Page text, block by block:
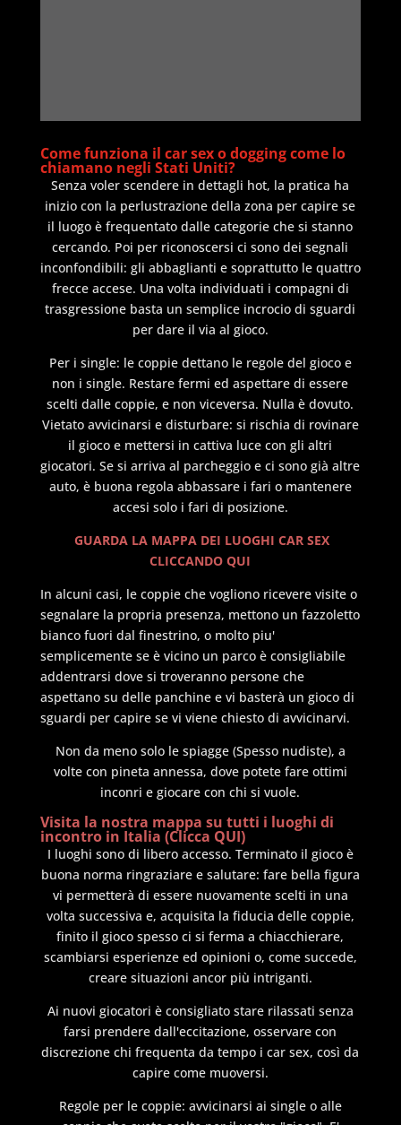
Come funziona il car sex o dogging come lo
chiamano negli Stati Uniti?
Senza voler scendere in dettagli hot, la pratica ha
inizio con la perlustrazione della zona per capire se
il luogo è frequentato dalle categorie che si stanno
cercando. Poi per riconoscersi ci sono dei segnali
inconfondibili: gli abbaglianti e soprattutto le quattro
frecce accese. Una volta individuati i compagni di
trasgressione basta un semplice incrocio di sguardi
per dare il via al gioco.
Per i single: le coppie dettano le regole del gioco e
non i single. Restare fermi ed aspettare di essere
scelti dalle coppie, e non viceversa. Nulla è dovuto.
Vietato avvicinarsi e disturbare: si rischia di rovinare
il gioco e mettersi in cattiva luce con gli altri
giocatori. Se si arriva al parcheggio e ci sono già altre
auto, è buona regola abbassare i fari o mantenere
accesi solo i fari di posizione.
GUARDA LA MAPPA DEI LUOGHI CAR SEX
CLICCANDO QUI
In alcuni casi, le coppie che vogliono ricevere visite o
segnalare la propria presenza, mettono un fazzoletto
bianco fuori dal finestrino, o molto piu'
semplicemente se è vicino un parco è consigliabile
addentrarsi dove si troveranno persone che
aspettano su delle panchine e vi basterà un gioco di
sguardi per capire se vi viene chiesto di avvicinarvi.
Non da meno solo le spiagge (Spesso nudiste), a
volte con pineta annessa, dove potete fare ottimi
inconri e giocare con chi si vuole.
Visita la nostra mappa su tutti i luoghi di
incontro in Italia (Clicca QUI)
I luoghi sono di libero accesso. Terminato il gioco è
buona norma ringraziare e salutare: fare bella figura
vi permetterà di essere nuovamente scelti in una
volta successiva e, acquisita la fiducia delle coppie,
finito il gioco spesso ci si ferma a chiacchierare,
scambiarsi esperienze ed opinioni o, come succede,
creare situazioni ancor più intriganti.
Ai nuovi giocatori è consigliato stare rilassati senza
farsi prendere dall'eccitazione, osservare con
discrezione chi frequenta da tempo i car sex, così da
capire come muoversi.
Regole per le coppie: avvicinarsi ai single o alle